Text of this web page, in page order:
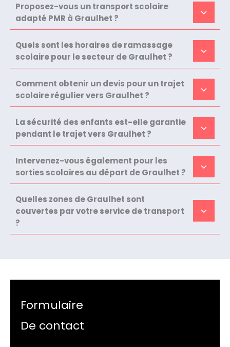
Proposez-vous un transport scolaire
adapté PMR à Graulhet ?
Quels sont les horaires de ramassage
scolaire pour le secteur de Graulhet ?
Comment obtenir un devis pour un trajet
scolaire régulier vers Graulhet ?
La sécurité des enfants est-elle garantie
pendant le trajet vers Graulhet ?
Intervenez-vous également pour les
sorties scolaires au départ de Graulhet ?
Quelles zones de Graulhet sont
couvertes par votre service de transport
?
Formulaire
De contact